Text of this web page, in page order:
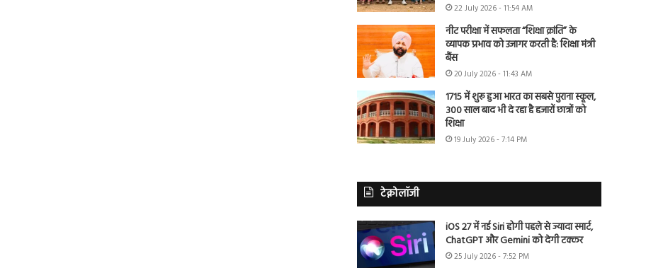
22 July 2026 - 11:54 AM
नीट परीक्षा में सफलता “शिक्षा क्रांति” के
व्यापक प्रभाव को उजागर करती है: शिक्षा मंत्री
बैंस
20 July 2026 - 11:43 AM
1715 में शुरू हुआ भारत का सबसे पुराना स्कूल,
300 साल बाद भी दे रहा है हजारों छात्रों को
शिक्षा
19 July 2026 - 7:14 PM
टेक्नोलॉजी
iOS 27 में नई Siri होगी पहले से ज्यादा स्मार्ट,
ChatGPT और Gemini को देगी टक्कर
25 July 2026 - 7:52 PM